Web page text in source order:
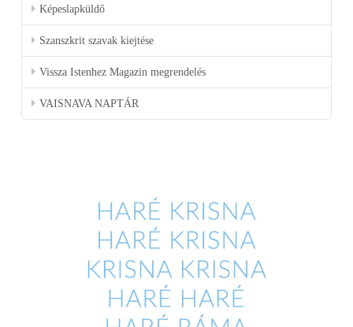
Képeslapküldő
Szanszkrit szavak kiejtése
Vissza Istenhez Magazin megrendelés
VAISNAVA NAPTÁR